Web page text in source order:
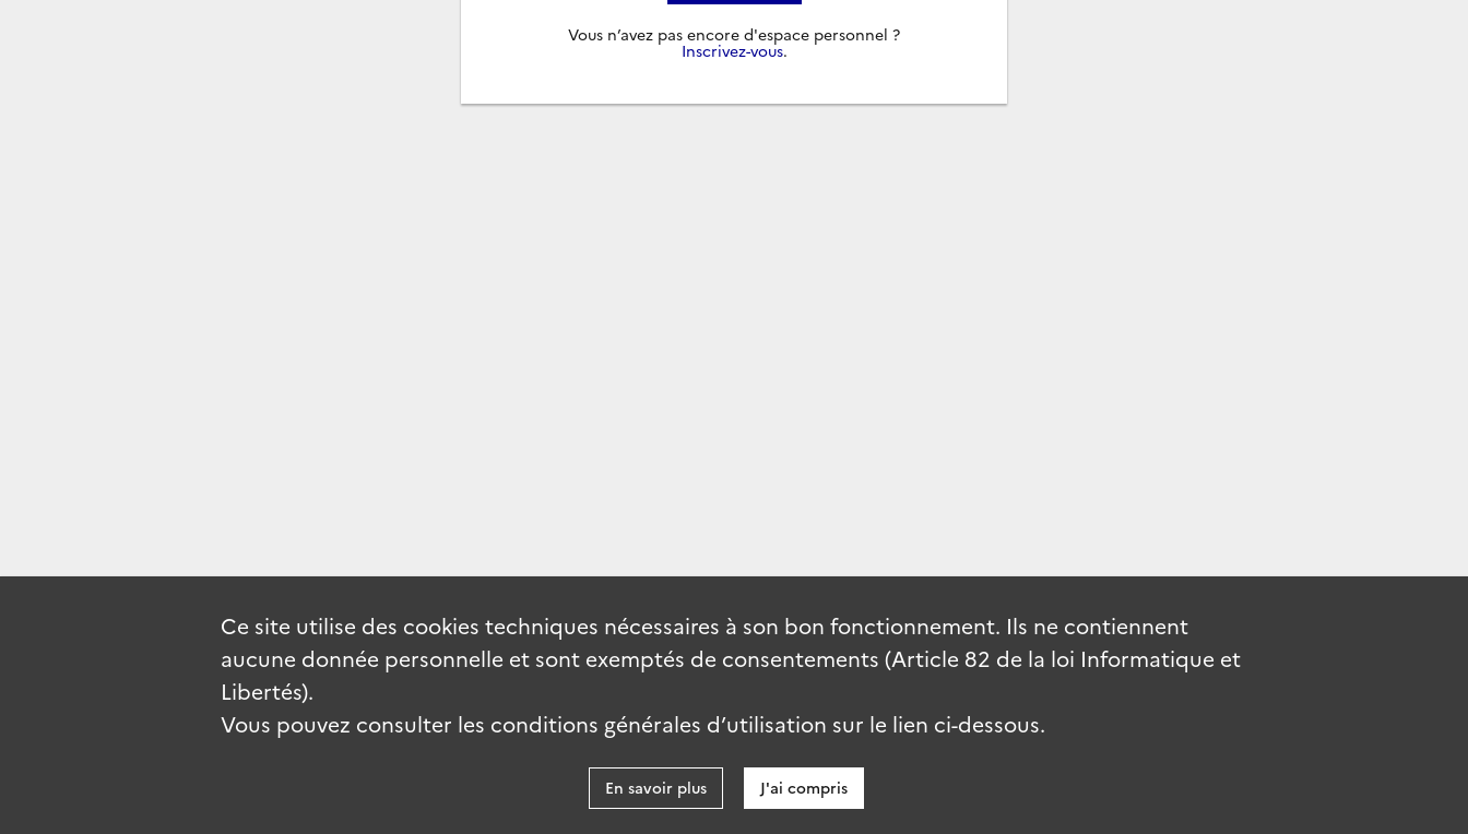
Vous n’avez pas encore d'espace personnel ?
Inscrivez-vous.
Ce site utilise des cookies techniques nécessaires à son bon fonctionnement. Ils ne contiennent
aucune donnée personnelle et sont exemptés de consentements (Article 82 de la loi Informatique et
Libertés).
Vous pouvez consulter les conditions générales d’utilisation sur le lien ci-dessous.
En savoir plus J'ai compris